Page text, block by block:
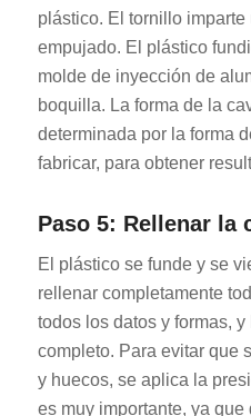
plástico. El tornillo
empujado. El plástico
molde de inyección de
boquilla. La forma de la
determinada por la forma
fabricar, para obtener
Paso 5: Rellenar la
El plástico se funde y se
rellenar completamente
todos los datos y formas,
completo. Para evitar que
y huecos, se aplica la
es muy importante, ya